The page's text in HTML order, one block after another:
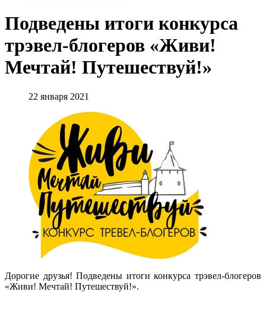
Подведены итоги конкурса
трэвел-блогеров «Живи!
Мечтай! Путешествуй!»
22 января 2021
Дорогие друзья! Подведены итоги конкурса трэвел-блогеров
«Живи! Мечтай! Путешествуй!».